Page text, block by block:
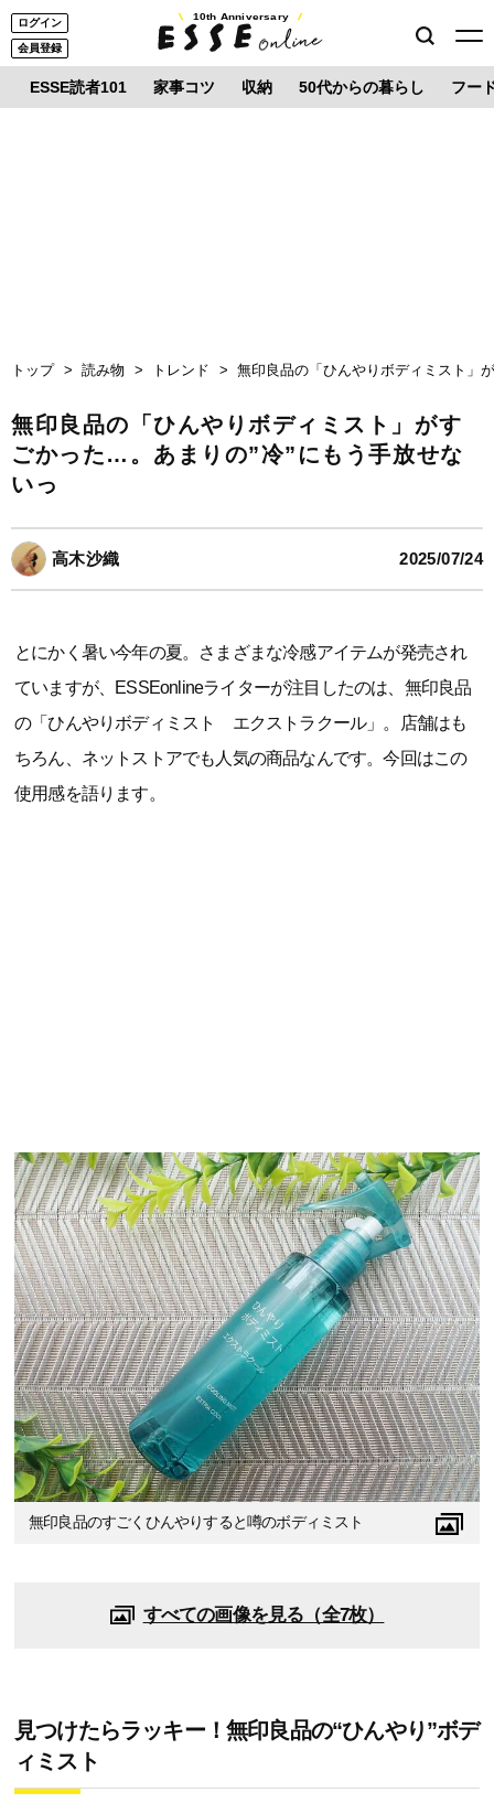
ログイン
会員登録
10th Anniversary
ESSE読者101 家事コツ 収納 50代からの暮らし フー
トップ 読み物 トレンド 無印良品の「ひんやりボディミスト」
無印良品の「ひんやりボディミスト」がす
ごかった…。あまりの”冷”にもう手放せな
いっ
高木沙織 2025/07/24
とにかく暑い今年の夏。さまざまな冷感アイテムが発売され
ていますが、ESSEonlineライターが注目したのは、無印良品
の「ひんやりボディミスト エクストラクール」。店舗はも
ちろん、ネットストアでも人気の商品なんです。今回はこの
使用感を語ります。
無印良品のすごくひんやりすると噂のボディミスト
すべての画像を見る（全7枚）
見つけたらラッキー！無印良品の“ひんやり”ボデ
ィミスト